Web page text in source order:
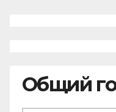
Общий